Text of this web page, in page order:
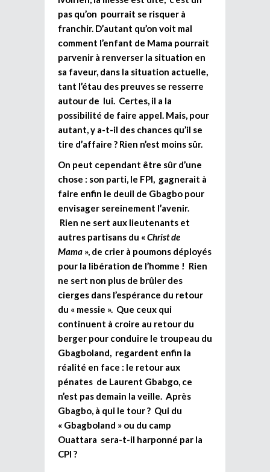
pas qu’on pourrait se risquer à
franchir. D’autant qu’on voit mal
comment l’enfant de Mama pourrait
parvenir à renverser la situation en
sa faveur, dans la situation actuelle,
tant l’étau des preuves se resserre
autour de lui. Certes, il a la
possibilité de faire appel. Mais, pour
autant, y a-t-il des chances qu’il se
tire d’affaire ? Rien n’est moins sûr.
On peut cependant être sûr d’une
chose : son parti, le FPI, gagnerait à
faire enfin le deuil de Gbagbo pour
envisager sereinement l’avenir.
Rien ne sert aux lieutenants et
autres partisans du «Christ de
Mama », de crier à poumons déployés
pour la libération de l’homme ! Rien
ne sert non plus de brûler des
cierges dans l’espérance du retour
du « messie ». Que ceux qui
continuent à croire au retour du
berger pour conduire le troupeau du
Gbagboland, regardent enfin la
réalité en face : le retour aux
pénates de Laurent Gbabgo, ce
n’est pas demain la veille. Après
Gbagbo, à qui le tour ? Qui du
« Gbagboland » ou du camp
Ouattara sera-t-il harponné par la
CPI ?